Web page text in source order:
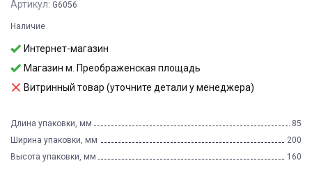
Артикул: G6056
Наличие
Интернет-магазин
Магазин м. Преображенская площадь
Витринный товар (уточните детали у менеджера)
Длина упаковки, мм
85
Ширина упаковки, мм
200
Высота упаковки, мм
160